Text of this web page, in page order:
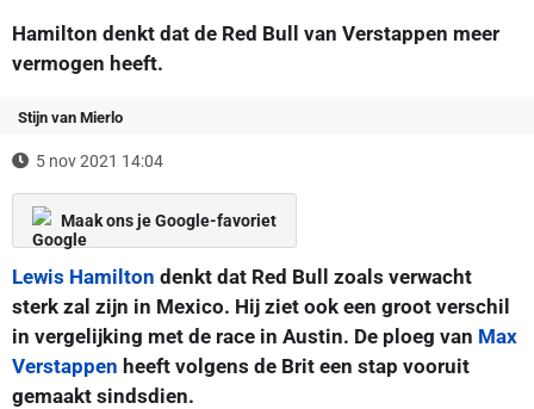
Hamilton denkt dat de Red Bull van Verstappen meer
vermogen heeft.
Stijn van Mierlo
5 nov 2021 14:04
Maak ons je Google-favoriet
Lewis Hamilton denkt dat Red Bull zoals verwacht
sterk zal zijn in Mexico. Hij ziet ook een groot verschil
in vergelijking met de race in Austin. De ploeg van Max
Verstappen heeft volgens de Brit een stap vooruit
gemaakt sindsdien.